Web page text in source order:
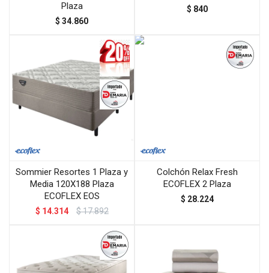
Plaza
$ 34.860
$ 840
Sommier Resortes 1 Plaza y
Media 120X188 Plaza
ECOFLEX EOS
$ 14.314 $17.892
Colchón Relax Fresh
ECOFLEX 2 Plaza
$ 28.224